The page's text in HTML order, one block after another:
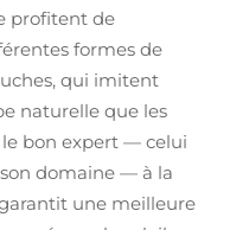
profitent de
formes de
qui imitent
naturelle que les
bon expert — celui
domaine — à la
une meilleure